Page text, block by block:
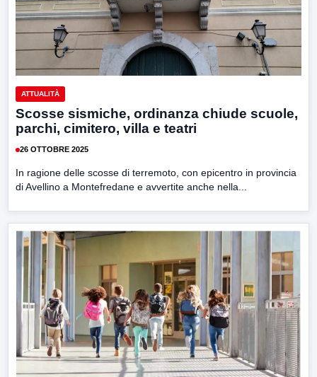
ATTUALITÀ
Scosse sismiche, ordinanza chiude scuole,
parchi, cimitero, villa e teatri
26 OTTOBRE 2025
In ragione delle scosse di terremoto, con epicentro in provincia
di Avellino a Montefredane e avvertite anche nella...